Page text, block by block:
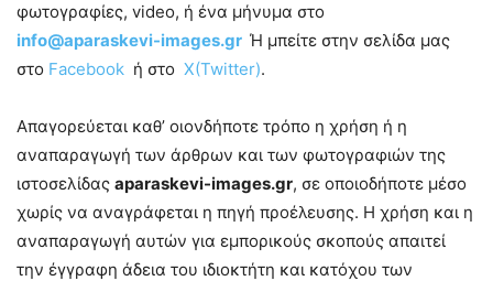
φωτογραφίες, video, ή ένα μήνυμα στο
info@aparaskevi-images.gr Ή μπείτε στην σελίδα μας
στο Facebook ή στο X(Twitter).
Απαγορεύεται καθ’ οιονδήποτε τρόπο η χρήση ή η
αναπαραγωγή των άρθρων και των φωτογραφιών της
ιστοσελίδας aparaskevi-images.gr, σε οποιοδήποτε μέσο
χωρίς να αναγράφεται η πηγή προέλευσης. Η χρήση και η
αναπαραγωγή αυτών για εμπορικούς σκοπούς απαιτεί
την έγγραφη άδεια του ιδιοκτήτη και κατόχου των